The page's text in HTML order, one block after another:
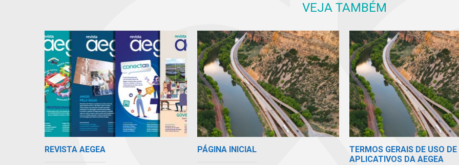
VEJA TAMBÉM
REVISTA AEGEA PÁGINA INICIAL
TERMOS GERAIS DE USO
APLICATIVOS DA AEGEA